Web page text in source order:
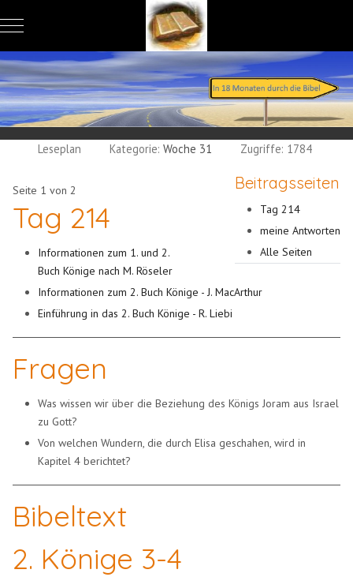
Mobile Menu Toggle
Leseplan Kategorie:Woche 31 Zugriffe: 1784
Beitragsseiten
Tag 214
meine Antworten
Alle Seiten
Seite 1 von 2
Tag 214
Informationen zum 1. und 2.
Buch Könige nach M. Röseler
Informationen zum 2. Buch Könige - J. MacArthur
Einführung in das 2. Buch Könige - R. Liebi
Fragen
Was wissen wir über die Beziehung des Königs Joram aus Israel
zu Gott?
Von welchen Wundern, die durch Elisa geschahen, wird in
Kapitel 4 berichtet?
Bibeltext
2. Könige 3-4